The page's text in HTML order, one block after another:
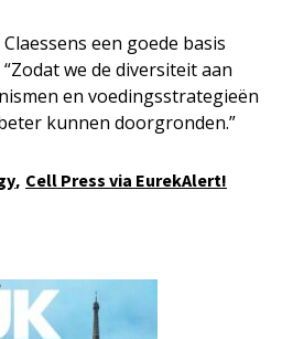
een goede basis
we de diversiteit aan
en voedingsstrategieën
kunnen doorgronden.”
, Cell Press via EurekAlert!